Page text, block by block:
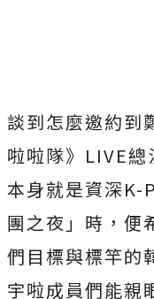
談到怎麼邀約到
啦啦隊》 LIVE總
本身就是資深K-
團之夜」時， 便
們目標與標竿的
宇啦成員們能親